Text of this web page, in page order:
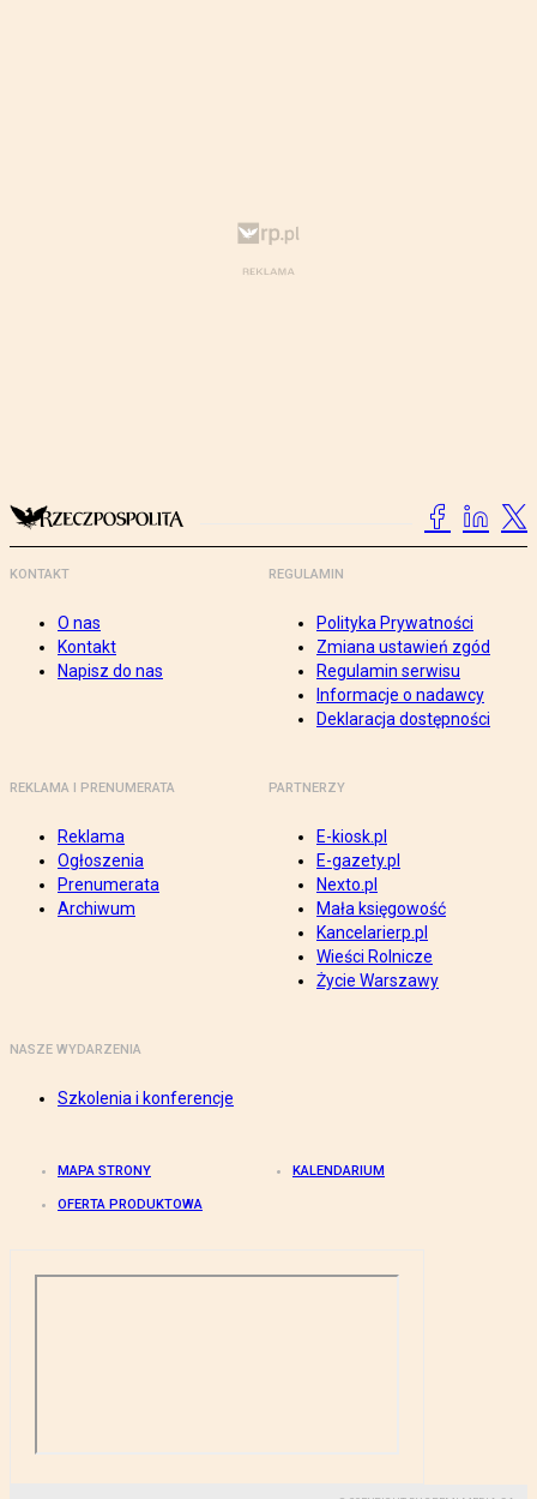
KONTAKT
O nas
Kontakt
Napisz do nas
REGULAMIN
Polityka Prywatności
Zmiana ustawień zgód
Regulamin serwisu
Informacje o nadawcy
Deklaracja dostępności
REKLAMA I PRENUMERATA
Reklama
Ogłoszenia
Prenumerata
Archiwum
PARTNERZY
E-kiosk.pl
E-gazety.pl
Nexto.pl
Mała księgowość
Kancelarierp.pl
Wieści Rolnicze
Życie Warszawy
NASZE WYDARZENIA
Szkolenia i konferencje
MAPA STRONY KALENDARIUM
OFERTA PRODUKTOWA